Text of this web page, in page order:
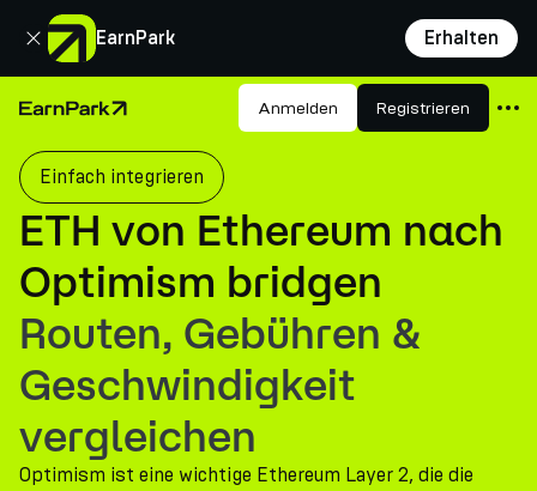
EarnPark Erhalten
Schließen
Startseite Anmelden Registrieren
Produkte
Märkte
Rechner
PARK Token
Ressourcen
Unternehmen
Einfach integrieren
ETH von Ethereum nach
Optimism bridgen
Routen, Gebühren &
Geschwindigkeit
vergleichen
Optimism ist eine wichtige Ethereum Layer 2, die die